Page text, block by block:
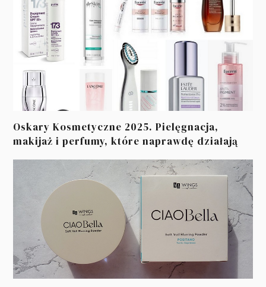
Oskary Kosmetyczne 2025. Pielęgnacja,
makijaż i perfumy, które naprawdę działają